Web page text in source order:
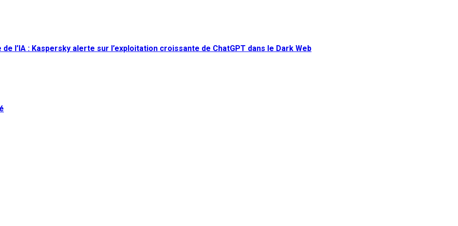
l’IA : Kaspersky alerte sur l’exploitation croissante de ChatGPT dans le Dark Web